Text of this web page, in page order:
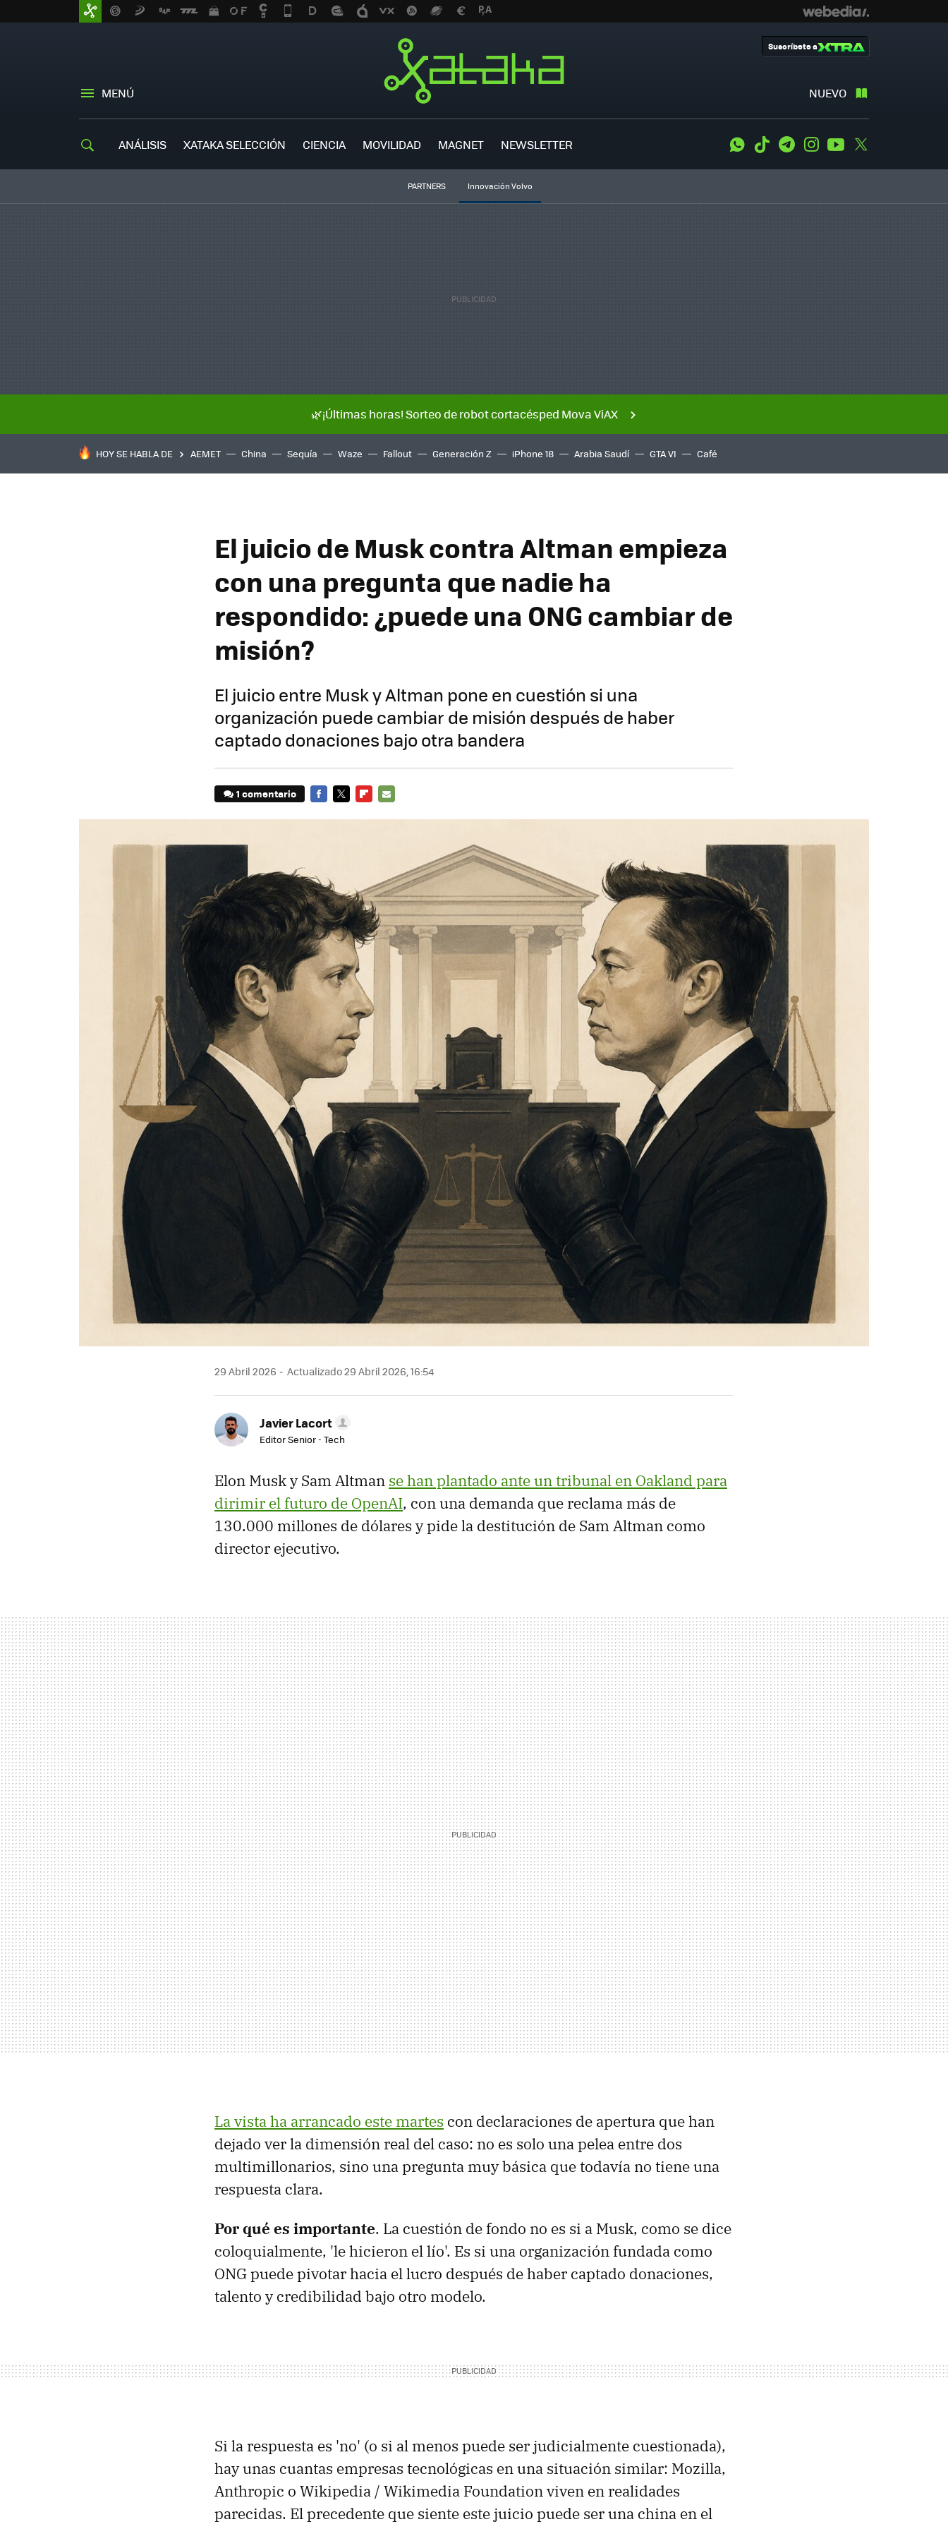
MENÚ NUEVO
Suscríbete a
ANÁLISIS XATAKA SELECCIÓN CIENCIA MOVILIDAD MAGNET NEWSLETTER WhatsApp
Tiktok TelegramInstagramYoutube
PARTNERS Innovación Volvo
🌿¡Últimas horas! Sorteo de robot cortacésped Mova ViAX
HOY SE HABLA DE AEMET China Sequía Waze Fallout Generación Z iPhone 18 Arabia Saudí GTA VI Café
El juicio de Musk contra Altman empieza
con una pregunta que nadie ha
respondido: ¿puede una ONG cambiar de
misión?
El juicio entre Musk y Altman pone en cuestión si una
organización puede cambiar de misión después de haber
captado donaciones bajo otra bandera
1 comentario
29 Abril 2026 Actualizado 29 Abril 2026, 16:54
Javier Lacort
Editor Senior - Tech
Elon Musk y Sam Altman se han plantado ante un tribunal en Oakland para
dirimir el futuro de OpenAI, con una demanda que reclama más de
130.000 millones de dólares y pide la destitución de Sam Altman como
director ejecutivo.
La vista ha arrancado este martes con declaraciones de apertura que han
dejado ver la dimensión real del caso: no es solo una pelea entre dos
multimillonarios, sino una pregunta muy básica que todavía no tiene una
respuesta clara.
Por qué es importante. La cuestión de fondo no es si a Musk, como se dice
coloquialmente, 'le hicieron el lío'. Es si una organización fundada como
ONG puede pivotar hacia el lucro después de haber captado donaciones,
talento y credibilidad bajo otro modelo.
Si la respuesta es 'no' (o si al menos puede ser judicialmente cuestionada),
hay unas cuantas empresas tecnológicas en una situación similar: Mozilla,
Anthropic o Wikipedia / Wikimedia Foundation viven en realidades
parecidas. El precedente que siente este juicio puede ser una china en el